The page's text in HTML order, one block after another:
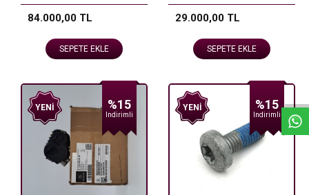
W
h
a
t
s
a
p
p
D
e
s
e
H
a
t
t
84.000,00 TL
SEPETE EKLE
29.000,00 TL
SEPETE EKLE
%15
Indirimli
YENI %15
Indirimli
YENI